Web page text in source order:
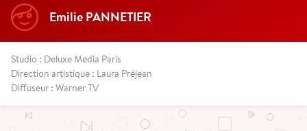
Emilie PANNETIER
Studio : Deluxe Media Paris
Direction artistique : Laura Préjean
Diffuseur : Warner TV